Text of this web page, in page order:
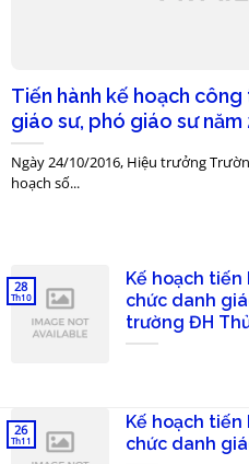
Tiến hành kế hoạch
giáo sư, phó giáo sư năm
Ngày 24/10/2016, Hiệu trưởng
hoạch số...
Kế hoạch
chức danh
trường ĐH
28
Th10
Kế hoạch
chức danh
26
Th11